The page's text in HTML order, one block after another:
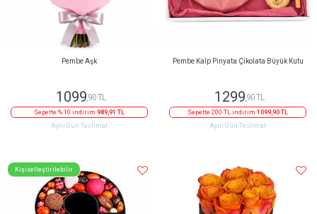
Pembe Aşk
1099,90 TL
Sepette % 10 indirim 989,91 TL
Aynı Gün Teslimat
Pembe Kalp Pinyata Çikolata Büyük Kutu
1299,90 TL
Sepette 200 TL indirim 1099,90 TL
Aynı Gün Teslimat
Kişiselleştirilebilir